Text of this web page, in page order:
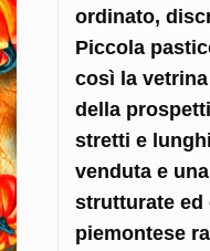
ordinato,
Piccola
così la
della
stretti e
venduta e
strutturate ed
piemontese